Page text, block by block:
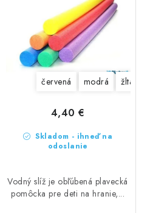
červená modrá žltá
Skladom - ihneď na
odoslanie
4,40 €
Vodný slíž je obľúbená plavecká
pomôcka pre deti na hranie,...